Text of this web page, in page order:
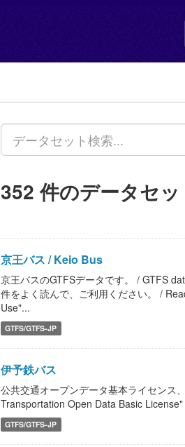
352 件のデータセ
京王バス / Keio Bus
京王バスのGTFSデータです。 / GTFS
件をよく読んで、ご利用ください。 /
Use"...
GTFS/GTFS-JP
伊予鉄バス
公共交通オープンデータ基本ライセンス
Transportation Open Data Basic
GTFS/GTFS-JP